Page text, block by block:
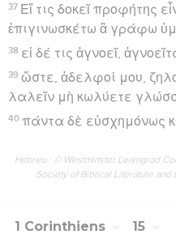
37 Εἴ τις δοκεῖ προφήτης
ἐπιγινωσκέτω ἃ γράφω
38 εἰ δέ τις ἀγνοεῖ,
39 ὥστε, ἀδελφοί μου,
λαλεῖν μὴ κωλύετε
40 πάντα δὲ εὐσχημόνως
Hébreu : © Westminster Leningrad
Society of Biblical Literature
1 Corinthiens 15